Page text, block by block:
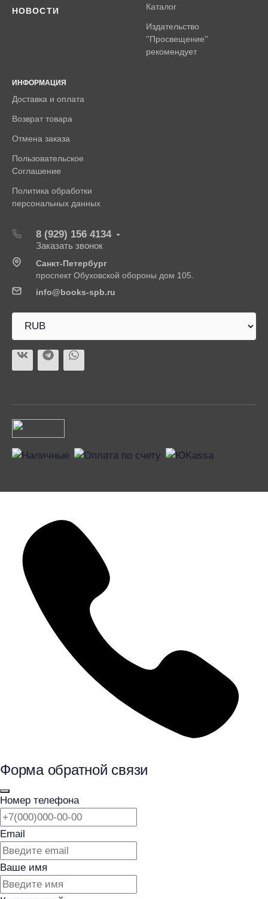
НОВОСТИ Каталог
Издательство
''Просвещение''
рекомендует
ИНФОРМАЦИЯ
Доставка и оплата
Возврат товара
Отмена заказа
Пользовательское
Соглашение
Политика обработки
персональных данных
8 (929) 156 4134
Заказать звонок
Санкт-Петербург
проспект Обуховской обороны дом 105.
info@books-spb.ru
Форма обратной связи
Номер телефона
Email
Ваше имя